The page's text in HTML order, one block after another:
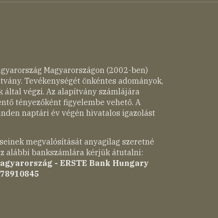
Magyarországon (2002-ben)
Tevékenységét önkéntes adományok,
által végzi. Az alapítvány számlájára
tényezőként figyelembe vehető. A
naptári év végén hivatalos igazolást
megvalósítását anyagilag szeretné
alábbi bankszámlára kérjük átutalni:
- ERSTE Bank Hungary